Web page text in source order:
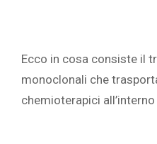
Ecco in cosa consiste il
monoclonali che
chemioterapici